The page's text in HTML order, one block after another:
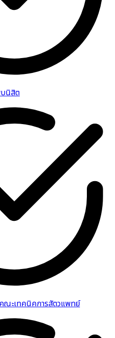
บนิสิต
ณะเทคนิคการสัตวแพทย์